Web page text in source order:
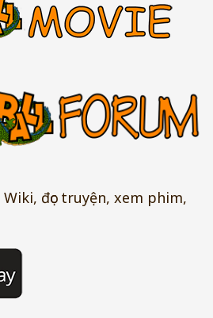
đọc truyện, xem phim,